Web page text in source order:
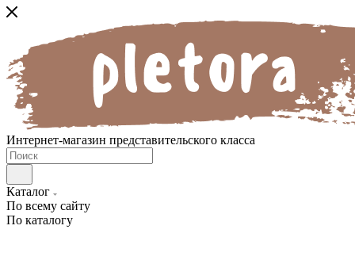
Интернет-магазин представительского класса
Каталог
По всему сайту
По каталогу